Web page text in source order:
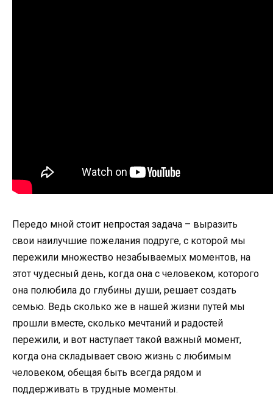
Передо мной стоит непростая задача – выразить
свои наилучшие пожелания подруге, с которой мы
пережили множество незабываемых моментов, на
этот чудесный день, когда она с человеком, которого
она полюбила до глубины души, решает создать
семью. Ведь сколько же в нашей жизни путей мы
прошли вместе, сколько мечтаний и радостей
пережили, и вот наступает такой важный момент,
когда она складывает свою жизнь с любимым
человеком, обещая быть всегда рядом и
поддерживать в трудные моменты.